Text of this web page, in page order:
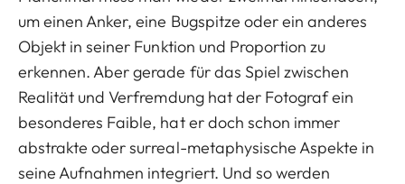
um einen Anker, eine Bugspitze oder ein anderes
Objekt in seiner Funktion und Proportion zu
erkennen. Aber gerade für das Spiel zwischen
Realität und Verfremdung hat der Fotograf ein
besonderes Faible, hat er doch schon immer
abstrakte oder surreal-metaphysische Aspekte in
seine Aufnahmen integriert. Und so werden